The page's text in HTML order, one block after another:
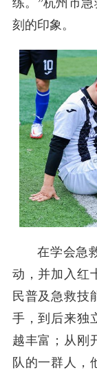
刻的印象。
在学会急
动，并加入红
民普及急救技
手，到后来独
越丰富；从刚
队的一群人，